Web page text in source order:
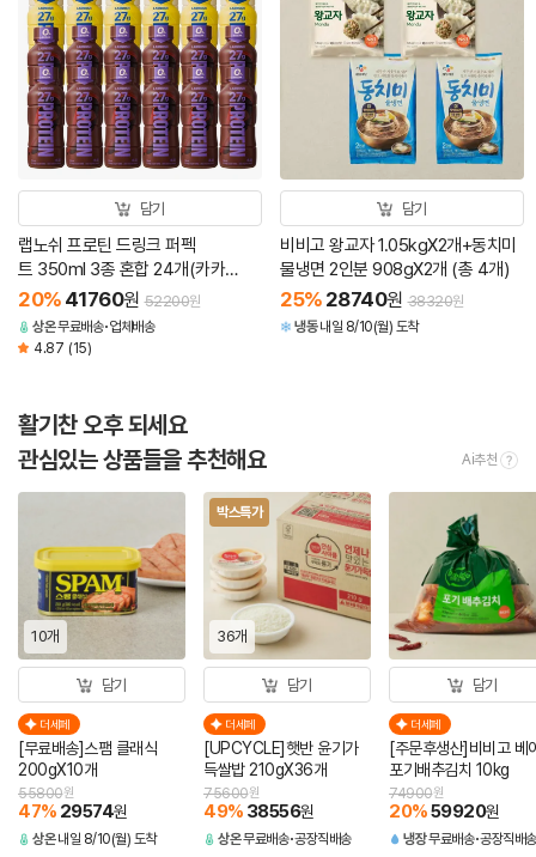
담기
랩노쉬 프로틴 드링크 퍼펙
트 350ml 3종 혼합 24개(카카
오 12+바나나 6+그레인 6)
20% 41760원 52200원
상온무료배송 업체배송
4.87 (15)
담기
비비고 왕교자 1.05kgX2개+동치미
물냉면 2인분 908gX2개 (총 4개)
25% 28740원 38320원
냉동 내일 8/10(월) 도착
활기찬 오후 되세요
관심있는 상품들을 추천해요
Ai추천
10개
담기
더세페
[무료배송]스팸 클래식
200gX10개
47% 29574원
55800원
상온 내일 8/10(월) 도착
박스특가
36개
담기
더세페
[UPCYCLE]햇반 윤기가
득쌀밥 210gX36개
49% 38556원
75600원
상온무료배송 공장직배송
담기
더세페
[주문후생산]비비고 베
포기배추김치 10kg
20%59920원
74900원
냉장무료배송 공장직배송